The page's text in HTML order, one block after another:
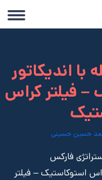
با اندیکاتور
فیلتر کراس
حسین حسینی
فارکس
استوکاستیک – فیلتر